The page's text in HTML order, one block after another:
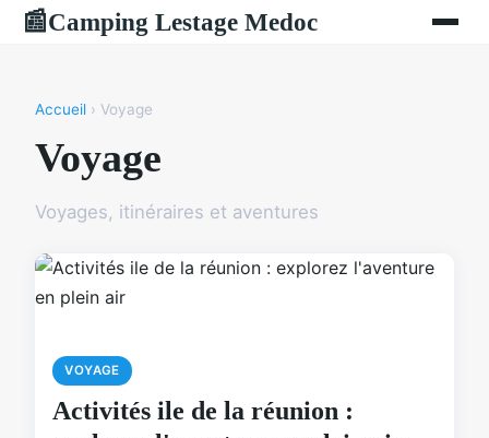
📰Camping Lestage Medoc
Accueil › Voyage
Voyage
Voyages, itinéraires et aventures
VOYAGE
Activités ile de la réunion :